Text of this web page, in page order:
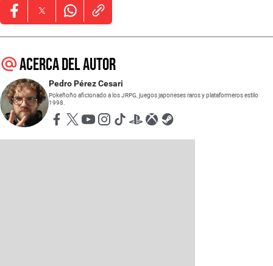
Opens in new window
Opens in new window
Opens in new window
Acerca del autor
Pedro Pérez Cesari
Pokeñoño aficionado a los JRPG, juegos japoneses raros y plataformeros estilo
1998.
Opens in new window
Opens in new window
Opens in new window
Opens in new window
Opens in new window
Opens in new window
Opens in new window
Opens in new window